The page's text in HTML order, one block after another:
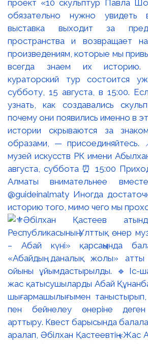
проект «10 скульптур Павла
обязательно нужно
выставка выходит за
пространства и возвращает
произведениям, которые мы
всегда знаем их
кураторский тур состоится
субботу, 15 августа, в 15:00.
узнать, как создавались
почему они появились именно в
истории скрываются за
образами, — присоединяйтесь.
музей искусств РК имени
августа, суббота ⏰ 15:00
Алматы внимательнее
@guideinalmaty Иногда
историю того, мимо чего мы